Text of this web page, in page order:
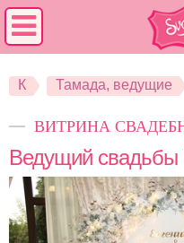
К Тамада, ведущие
ВИТРИНА
Ведущий свадьбы